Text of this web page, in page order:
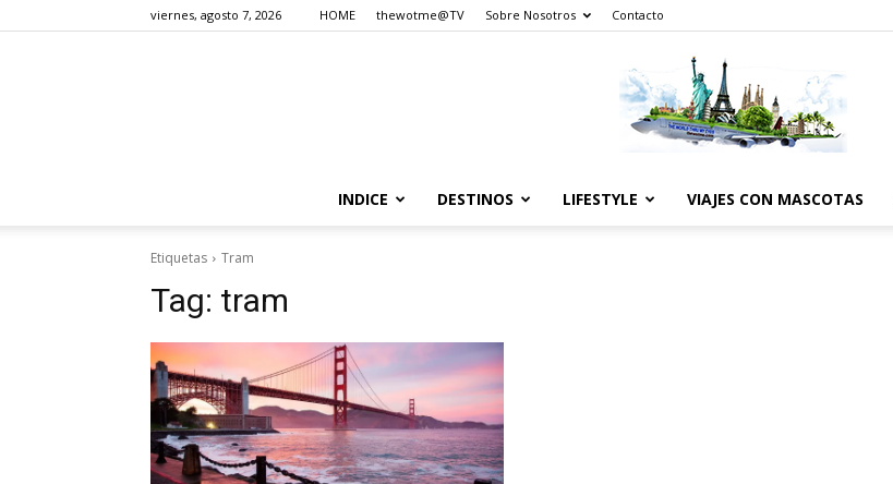
viernes, agosto 7, 2026 HOME thewotme@TV Sobre Nosotros Contacto
INDICE DESTINOS LIFESTYLE VIAJES CON MASCOTAS
Etiquetas Tram
Tag: tram